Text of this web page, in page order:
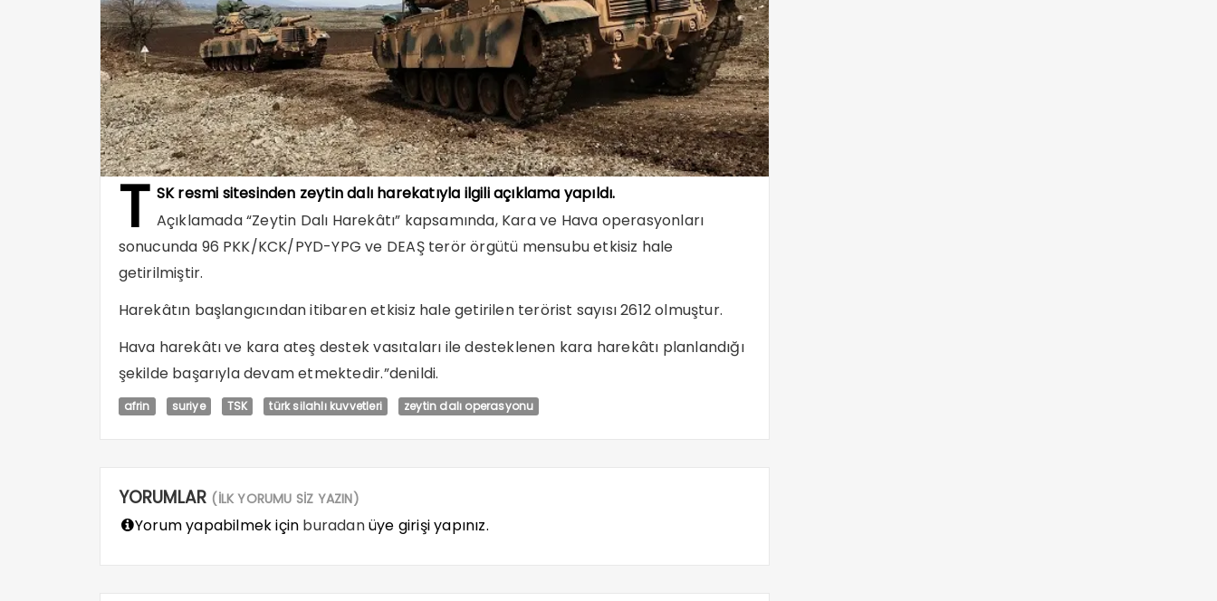
T SK resmi sitesinden zeytin dalı harekatıyla ilgili açıklama yapıldı.
Açıklamada “Zeytin Dalı Harekâtı” kapsamında, Kara ve Hava operasyonları
sonucunda 96 PKK/KCK/PYD-YPG ve DEAŞ terör örgütü mensubu etkisiz hale
getirilmiştir.
Harekâtın başlangıcından itibaren etkisiz hale getirilen terörist sayısı 2612 olmuştur.
Hava harekâtı ve kara ateş destek vasıtaları ile desteklenen kara harekâtı planlandığı
şekilde başarıyla devam etmektedir.”denildi.
afrin suriye TSK türk silahlı kuvvetleri zeytin dalı operasyonu
YORUMLAR (İLK YORUMU SİZ YAZIN)
Yorum yapabilmek için buradanüye girişi yapınız.